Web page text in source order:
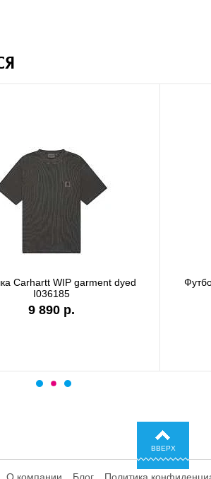
Carhartt WIP garment dyed
I036185
9 890 р.
ВВЕРХ